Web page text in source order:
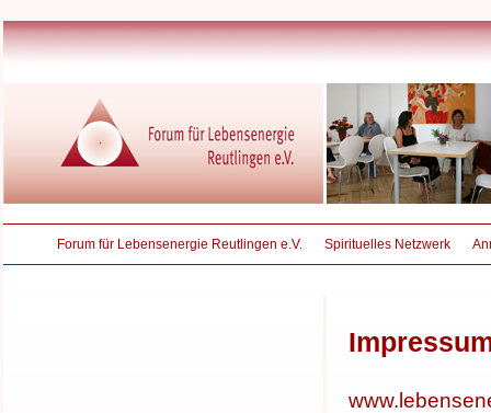
Forum für Lebensenergie Reutlingen e.V. Spirituelles Netzwerk